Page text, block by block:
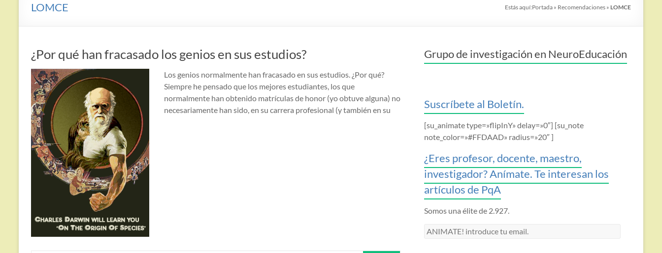
LOMCE Estás aquí:Portada » Recomendaciones » LOMCE
¿Por qué han fracasado los genios en sus estudios?
Los genios normalmente han fracasado en sus estudios. ¿Por qué?
Siempre he pensado que los mejores estudiantes, los que
normalmente han obtenido matrículas de honor (yo obtuve alguna) no
necesariamente han sido, en su carrera profesional (y también en su
Grupo de investigación en NeuroEducación
Suscríbete al Boletín.
[su_animate type=»flipInY» delay=»0″] [su_note
note_color=»#FFDAAD» radius=»20″ ]
¿Eres profesor, docente, maestro,
investigador? Anímate. Te interesan los
artículos de PqA
Somos una élite de 2.927.
ANIMATE!